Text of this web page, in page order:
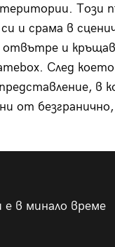
Този
и срама в
отвътре и
След
в
от
в минало време